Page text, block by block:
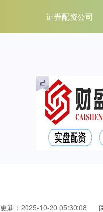
证券配资公司
更新：2025-10-20 05:30:08